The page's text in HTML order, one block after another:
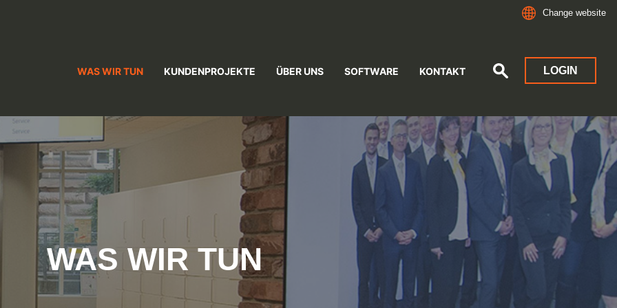
Change website
WAS WIR TUN
KUNDENPROJEKTE ÜBER UNS SOFTWARE KONTAKT LOGIN
WAS WIR TUN